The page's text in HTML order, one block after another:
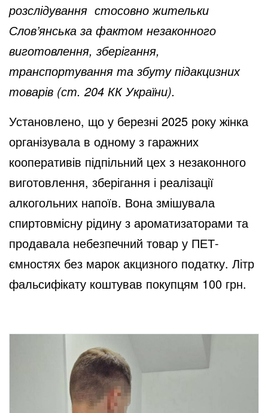
розслідування стосовно жительки
Слов’янська за фактом незаконного
виготовлення, зберігання,
транспортування та збуту підакцизних
товарів (ст. 204 КК України).
Установлено, що у березні 2025 року жінка
організувала в одному з гаражних
кооперативів підпільний цех з незаконного
виготовлення, зберігання і реалізації
алкогольних напоїв. Вона змішувала
спиртовмісну рідину з ароматизаторами та
продавала небезпечний товар у ПЕТ-
ємностях без марок акцизного податку. Літр
фальсифікату коштував покупцям 100 грн.